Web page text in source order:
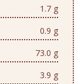
1.7 g
0.9 g
73.0 g
3.9 g